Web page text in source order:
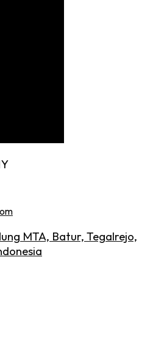
MTA, Batur, Tegalrejo,